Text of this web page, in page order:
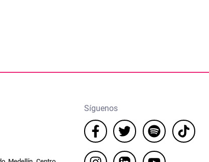
Síguenos